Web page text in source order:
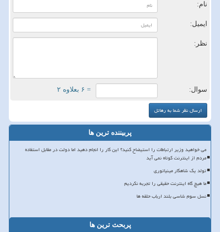
نام:
ایمیل:
نظر:
سوال: = ۶ بعلاوه ۲
پربیننده ترین ها
می خواهید وزیر ارتباطات را استیضاح کنید؟ این کار را انجام دهید اما دولت در مقابل استفاده
مردم از اینترنت کوتاه نمی آید
تولد یک شاهکار مینیاتوری
ما هیچ گاه اینترنت حقیقی را تجربه نکردیم
نسل سوم شاسی بلند ارباب حلقه ها
پربحث ترین ها